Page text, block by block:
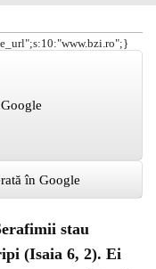
în Google
stau
(Isaia 6, 2). Ei